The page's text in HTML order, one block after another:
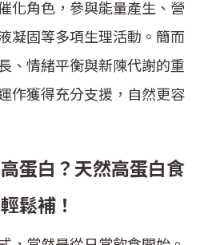
化角色，參與能量產生、營
凝固等多項生理活動。簡而
、情緒平衡與新陳代謝的重
作獲得充分支援，自然更容
蛋白？天然高蛋白食
鬆補！